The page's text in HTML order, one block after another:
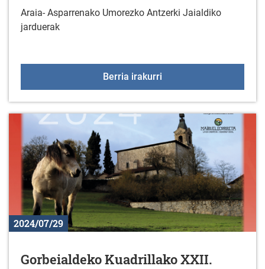
Araia- Asparrenako Umorezko Antzerki Jaialdiko
jarduerak
Berria irakurri
2024/07/29
Gorbeialdeko Kuadrillako XXII.